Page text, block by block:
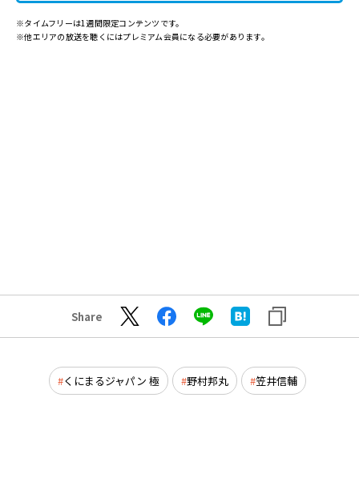
※タイムフリーは1週間限定コンテンツです。
※他エリアの放送を聴くにはプレミアム会員になる必要があります。
Share
くにまるジャパン 極 野村邦丸 笠井信輔